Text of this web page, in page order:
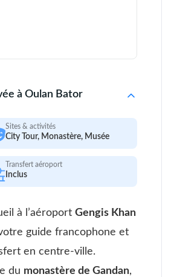
à Oulan Bator
Sites & activités
City Tour, Monastère, Musée
Transfert aéroport
Inclus
à l’aéroport Gengis Khan
guide francophone et
en centre-ville.
du monastère de Gandan,